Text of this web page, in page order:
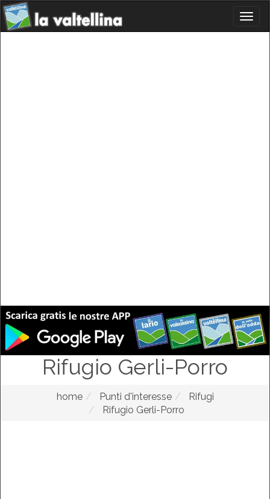
Rifugio Gerli-Porro
home Punti d'interesse
Rifugi
Rifugio Gerli-Porro